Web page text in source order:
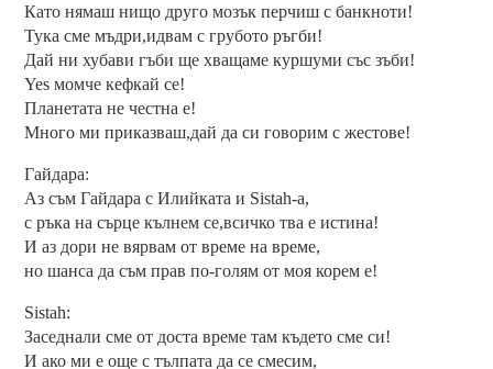
Като нямаш нищо друго мозък перчиш с банкноти!
Тука сме мъдри,идвам с грубото ръгби!
Дай ни хубави гъби ще хващаме куршуми със зъби!
Yes момче кефкай се!
Планетата не честна е!
Много ми приказваш,дай да си говорим с жестове!
Гайдара:
Аз съм Гайдара с Илийката и Sistah-а,
с ръка на сърце кълнем се,всичко тва е истина!
И аз дори не вярвам от време на време,
но шанса да съм прав по-голям от моя корем е!
Sistah:
Заседнали сме от доста време там където сме си!
И ако ми е още с тълпата да се смесим,